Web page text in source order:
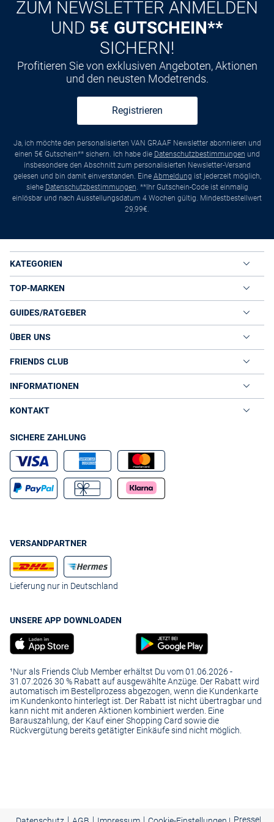
ZUM NEWSLETTER ANMELDEN
UND 5€ GUTSCHEIN**
SICHERN!
Profitieren Sie von exklusiven Angeboten, Aktionen
und den neusten Modetrends.
Registrieren
Ja, ich möchte den personalisierten VAN GRAAF Newsletter abonnieren und
einen 5€ Gutschein** sichern. Ich habe die Datenschutzbestimmungen und
insbesondere den Abschnitt zum personalisierten Newsletter-Versand
gelesen und bin damit einverstanden. Eine Abmeldung ist jederzeit möglich,
siehe Datenschutzbestimmungen. **Ihr Gutschein-Code ist einmalig
einlösbar und nach Ausstellungsdatum 4 Wochen gültig. Mindestbestellwert
29,99€.
KATEGORIEN
TOP-MARKEN
GUIDES/RATGEBER
ÜBER UNS
FRIENDS CLUB
INFORMATIONEN
KONTAKT
SICHERE ZAHLUNG
VERSANDPARTNER
Lieferung nur in Deutschland
UNSERE APP DOWNLOADEN
¹Nur als Friends Club Member erhältst Du vom 01.06.2026 -
31.07.2026 30 % Rabatt auf ausgewählte Anzüge. Der Rabatt wird
automatisch im Bestellprozess abgezogen, wenn die Kundenkarte
im Kundenkonto hinterlegt ist. Der Rabatt ist nicht übertragbar und
kann nicht mit anderen Aktionen kombiniert werden. Eine
Barauszahlung, der Kauf einer Shopping Card sowie die
Rückvergütung bereits getätigter Einkäufe sind nicht möglich.
| | | Presse|